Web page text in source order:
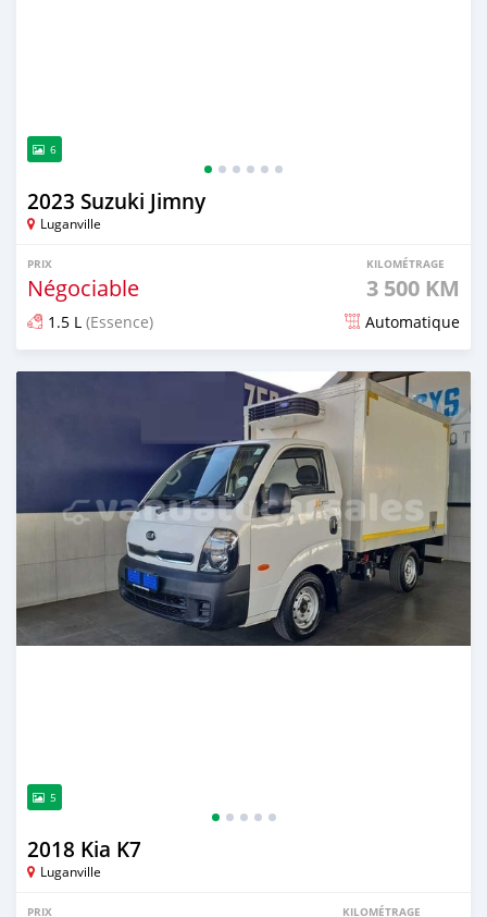
6
2023 Suzuki Jimny
Luganville
PRIX
Négociable
KILOMÉTRAGE
3 500 KM
1.5 L (Essence) Automatique
Publié il y a environ 2 ans
5
2018 Kia K7
Luganville
PRIX KILOMÉTRAGE